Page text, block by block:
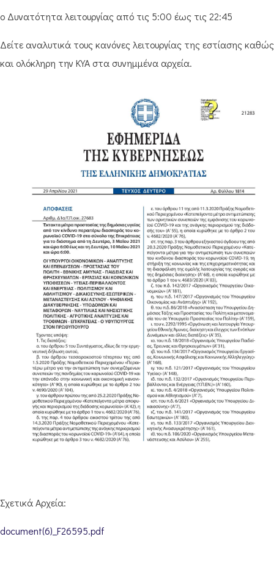
o Δυνατότητα λειτουργίας από τις 5:00 έως τις 22:45
Δείτε αναλυτικά τους κανόνες λειτουργίας της εστίασης καθώς
και ολόκληρη την ΚΥΑ στα συνημμένα αρχεία.
Σχετικά Αρχεία:
document(6)_F26595.pdf